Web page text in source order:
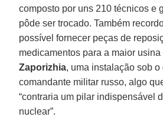
composto por uns 210 técnicos e
pôde ser trocado. Também
possível fornecer peças de
medicamentos para a maior usina
Zaporizhia, uma instalação sob
comandante militar russo, algo
“contraria um pilar indispensável
nuclear”.